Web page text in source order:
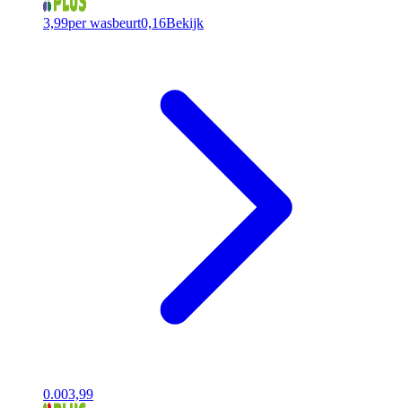
3,99per wasbeurt0,16Bekijk
0.003,99